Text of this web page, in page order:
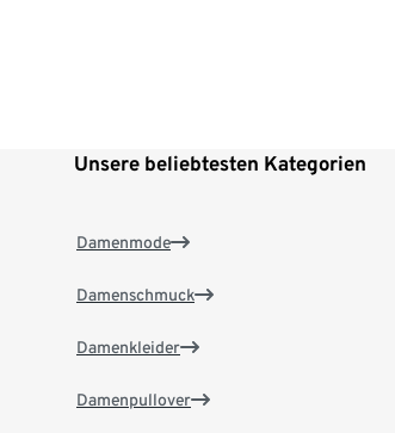
Unsere beliebtesten Kategorien
Damenmode
Damenschmuck
Damenkleider
Damenpullover